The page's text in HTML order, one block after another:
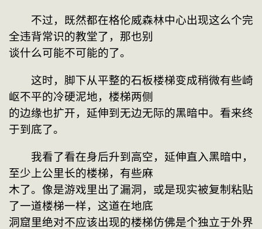
不过，既然都在格伦威森林中心出现这么个完
全违背常识的教堂了，那也别
谈什么可能不可能的了。
这时，脚下从平整的石板楼梯变成稍微有些崎
岖不平的冷硬泥地，楼梯两侧
的边缘也扩开，延伸到无边无际的黑暗中。看来终
于到底了。
我看了看在身后升到高空，延伸直入黑暗中，
至少上公里长的楼梯，有些麻
木了。像是游戏里出了漏洞，或是现实被复制粘贴
了一道楼梯一样，这道在地底
洞窟里绝对不应该出现的楼梯仿佛是个独立于外界